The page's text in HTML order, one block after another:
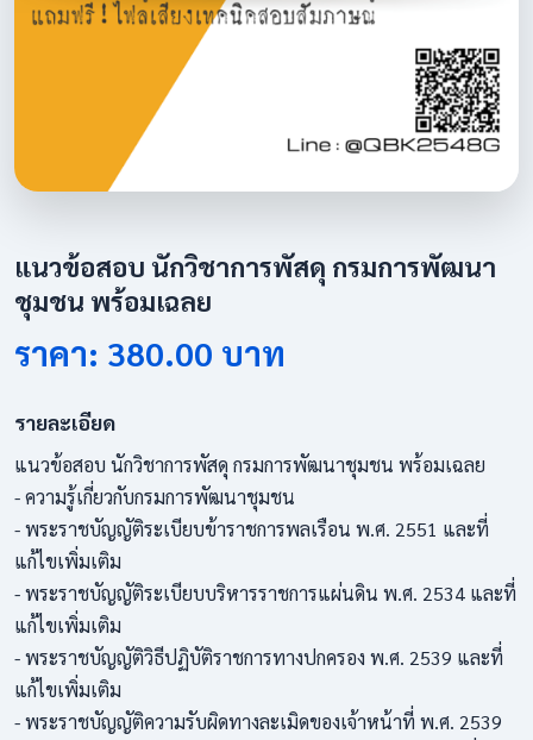
แนวข้อสอบ นักวิชาการพัสดุ กรมการพัฒนา
ชุมชน พร้อมเฉลย
ราคา: 380.00 บาท
รายละเอียด
แนวข้อสอบ นักวิชาการพัสดุ กรมการพัฒนาชุมชน พร้อมเฉลย
- ความรู้เกี่ยวกับกรมการพัฒนาชุมชน
- พระราชบัญญัติระเบียบข้าราชการพลเรือน พ.ศ. 2551 และที่
แก้ไขเพิ่มเติม
- พระราชบัญญัติระเบียบบริหารราชการแผ่นดิน พ.ศ. 2534 และที่
แก้ไขเพิ่มเติม
- พระราชบัญญัติวิธีปฏิบัติราชการทางปกครอง พ.ศ. 2539 และที่
แก้ไขเพิ่มเติม
- พระราชบัญญัติความรับผิดทางละเมิดของเจ้าหน้าที่ พ.ศ. 2539